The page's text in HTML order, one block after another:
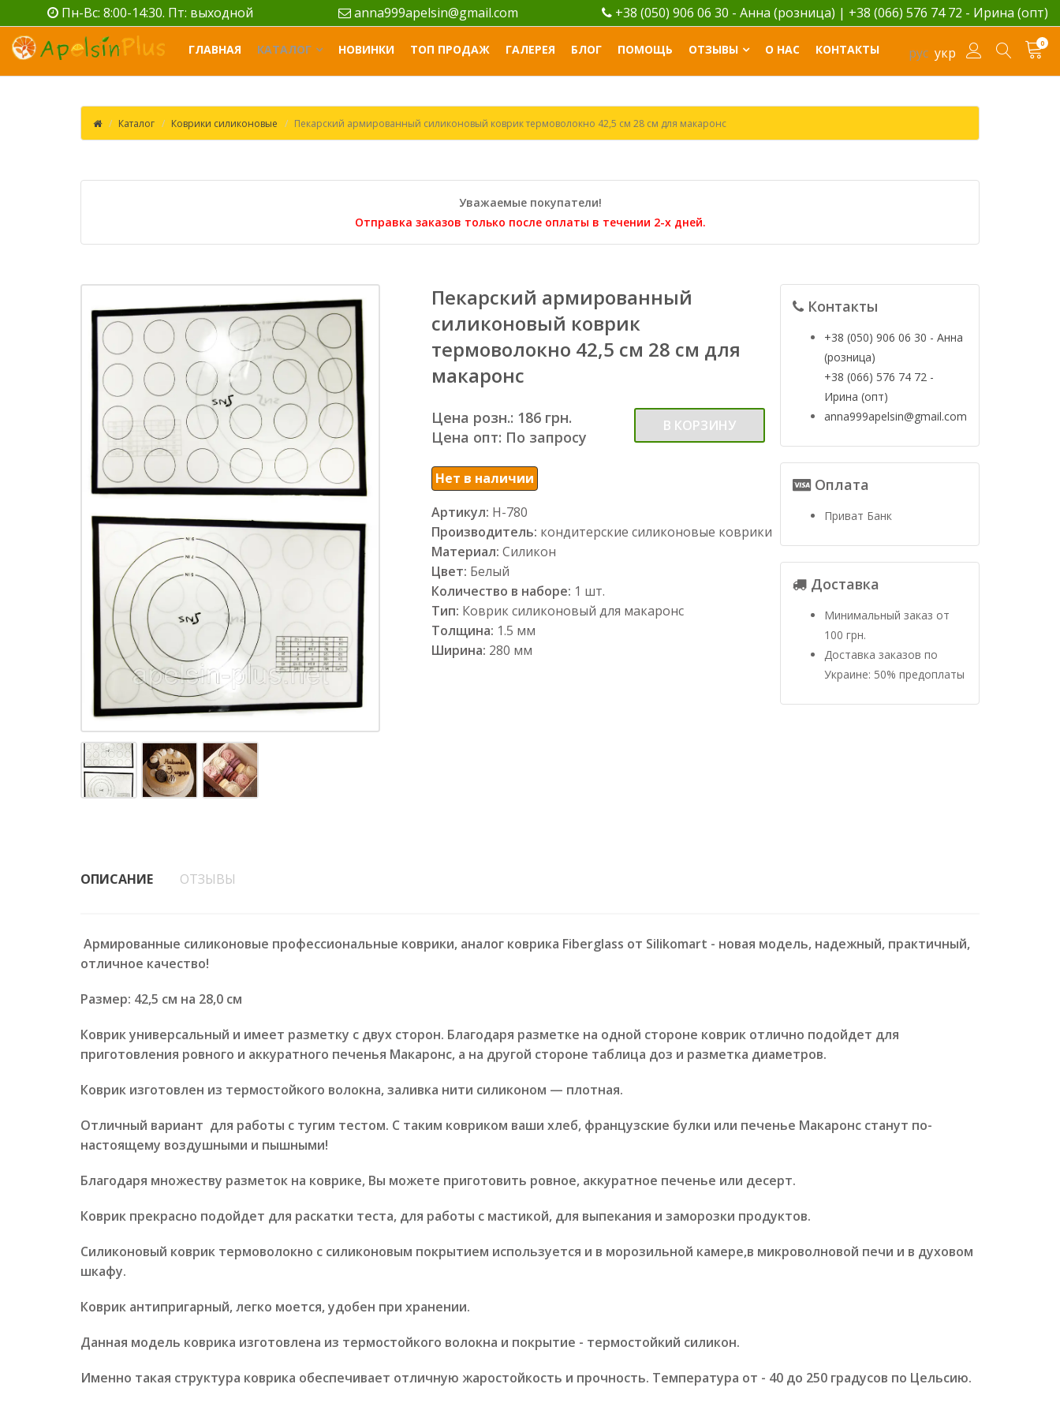
Пн-Вс: 8:00-14:30. Пт: выходной anna999apelsin@gmail.com +38 (050) 906 06 30 - Анна (розница) | +38 (066) 576 74 72 - Ирина (опт)
рус укр
0
ГЛАВНАЯ КАТАЛОГ НОВИНКИ ТОП ПРОДАЖ ГАЛЕРЕЯ БЛОГ ПОМОЩЬ ОТЗЫВЫ О НАС КОНТАКТЫ
Каталог Коврики силиконовые Пекарский армированный силиконовый коврик термоволокно 42,5 см 28 см для макаронс
Уважаемые покупатели!
Отправка заказов только после оплаты в течении 2-х дней.
Пекарский армированный
силиконовый коврик
термоволокно 42,5 см 28 см для
макаронс
Цена розн.: 186 грн.
Цена опт: По запросу
В КОРЗИНУ
Нет в наличии
Артикул: Н-780
Производитель: кондитерские силиконовые коврики
Материал: Силикон
Цвет: Белый
Количество в наборе: 1 шт.
Тип: Коврик силиконовый для макаронс
Толщина: 1.5 мм
Ширина: 280 мм
Контакты
+38 (050) 906 06 30 - Анна
(розница)
+38 (066) 576 74 72 -
Ирина (опт)
anna999apelsin@gmail.com
Оплата
Приват Банк
Доставка
Минимальный заказ от
100 грн.
Доставка заказов по
Украине: 50% предоплаты
ОПИСАНИЕ ОТЗЫВЫ
Армированные силиконовые профессиональные коврики, аналог коврика Fiberglass от Silikomart - новая модель, надежный, практичный,
отличное качество!
Размер: 42,5 см на 28,0 см
Коврик универсальный и имеет разметку с двух сторон. Благодаря разметке на одной стороне коврик отлично подойдет для
приготовления ровного и аккуратного печенья Макаронс, а на другой стороне таблица доз и разметка диаметров.
Коврик изготовлен из термостойкого волокна, заливка нити силиконом — плотная.
Отличный вариант для работы с тугим тестом. С таким ковриком ваши хлеб, французские булки или печенье Макаронс станут по-
настоящему воздушными и пышными!
Благодаря множеству разметок на коврике, Вы можете приготовить ровное, аккуратное печенье или десерт.
Коврик прекрасно подойдет для раскатки теста, для работы с мастикой, для выпекания и заморозки продуктов.
Силиконовый коврик термоволокно с силиконовым покрытием используется и в морозильной камере,в микроволновой печи и в духовом
шкафу.
Коврик антипригарный, легко моется, удобен при хранении.
Данная модель коврика изготовлена из термостойкого волокна и покрытие - термостойкий силикон.
Именно такая структура коврика обеспечивает отличную жаростойкость и прочность. Температура от - 40 до 250 градусов по Цельсию.